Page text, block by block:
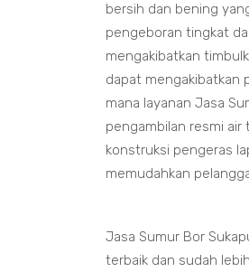
bersih dan bening
pengeboran tingkat
mengakibatkan
dapat mengakibatkan
mana layanan Jasa
pengambilan resmi air
konstruksi pengeras
memudahkan
Jasa Sumur Bor
terbaik dan sudah